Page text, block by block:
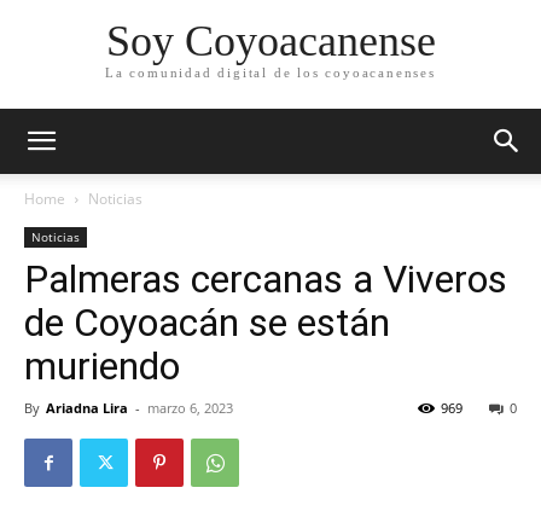
Soy Coyoacanense
La comunidad digital de los coyoacanenses
Home Noticias
Noticias
Palmeras cercanas a Viveros
de Coyoacán se están
muriendo
By Ariadna Lira - marzo 6, 2023 0
969